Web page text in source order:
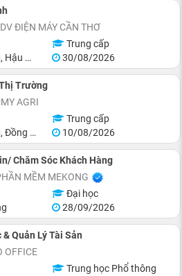
ĐIỆN MÁY CẦN THƠ
Trung cấp
Giang
30/08/2026
Trường
AGRI
Trung cấp
Hậu Giang
10/08/2026
Chăm Sóc Khách Hàng
MỀM MEKONG
Đại học
28/09/2026
Quản Lý Tài Sản
OFFICE
Trung học Phổ thông